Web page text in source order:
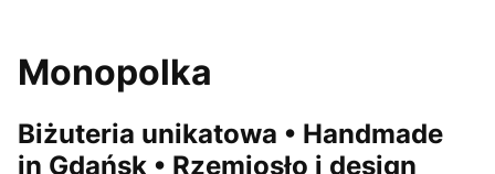
Monopolka
Biżuteria unikatowa • Handmade
in Gdańsk • Rzemiosło i design